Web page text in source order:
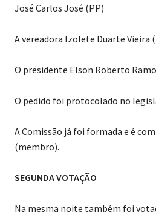
José Carlos José (PP)
A vereadora Izolete Duarte Vieira
O presidente Elson Roberto
O pedido foi protocolado no
A Comissão já foi formada e é
(membro).
SEGUNDA VOTAÇÃO
Na mesma noite também foi